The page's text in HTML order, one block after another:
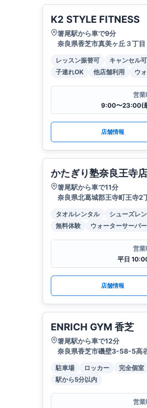
K2 STYLE FITNESS
箸尾駅から車で9分
奈良県香芝市真美ヶ丘３丁
レッスン振替可 キャンセル可
子連れOK
他店舗利用 ウ
営業
9:00〜23:00(
店舗情報
かたぎり塾奈良王寺店
箸尾駅から車で11分
奈良県北葛城郡王寺町王寺
タオルレンタル シューズレ
無料体験
ウォーターサーバー
営業
平日
店舗情報
ENRICH GYM 香芝
箸尾駅から車で12分
奈良県香芝市磯壁3-58-5高
駐車場 ロッカー 完全個室
駅から5分以内
営業